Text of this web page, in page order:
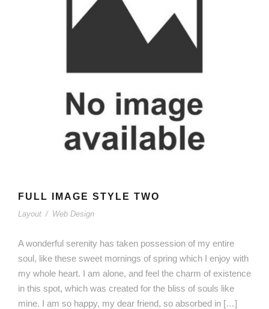
FULL IMAGE STYLE TWO
Layout / Web Design
A wonderful serenity has taken possession of my entire
soul, like these sweet mornings of spring which I enjoy with
my whole heart. I am alone, and feel the charm of existence
in this spot, which was created for the bliss of souls like
mine. I am so happy, my dear friend, so absorbed in […]